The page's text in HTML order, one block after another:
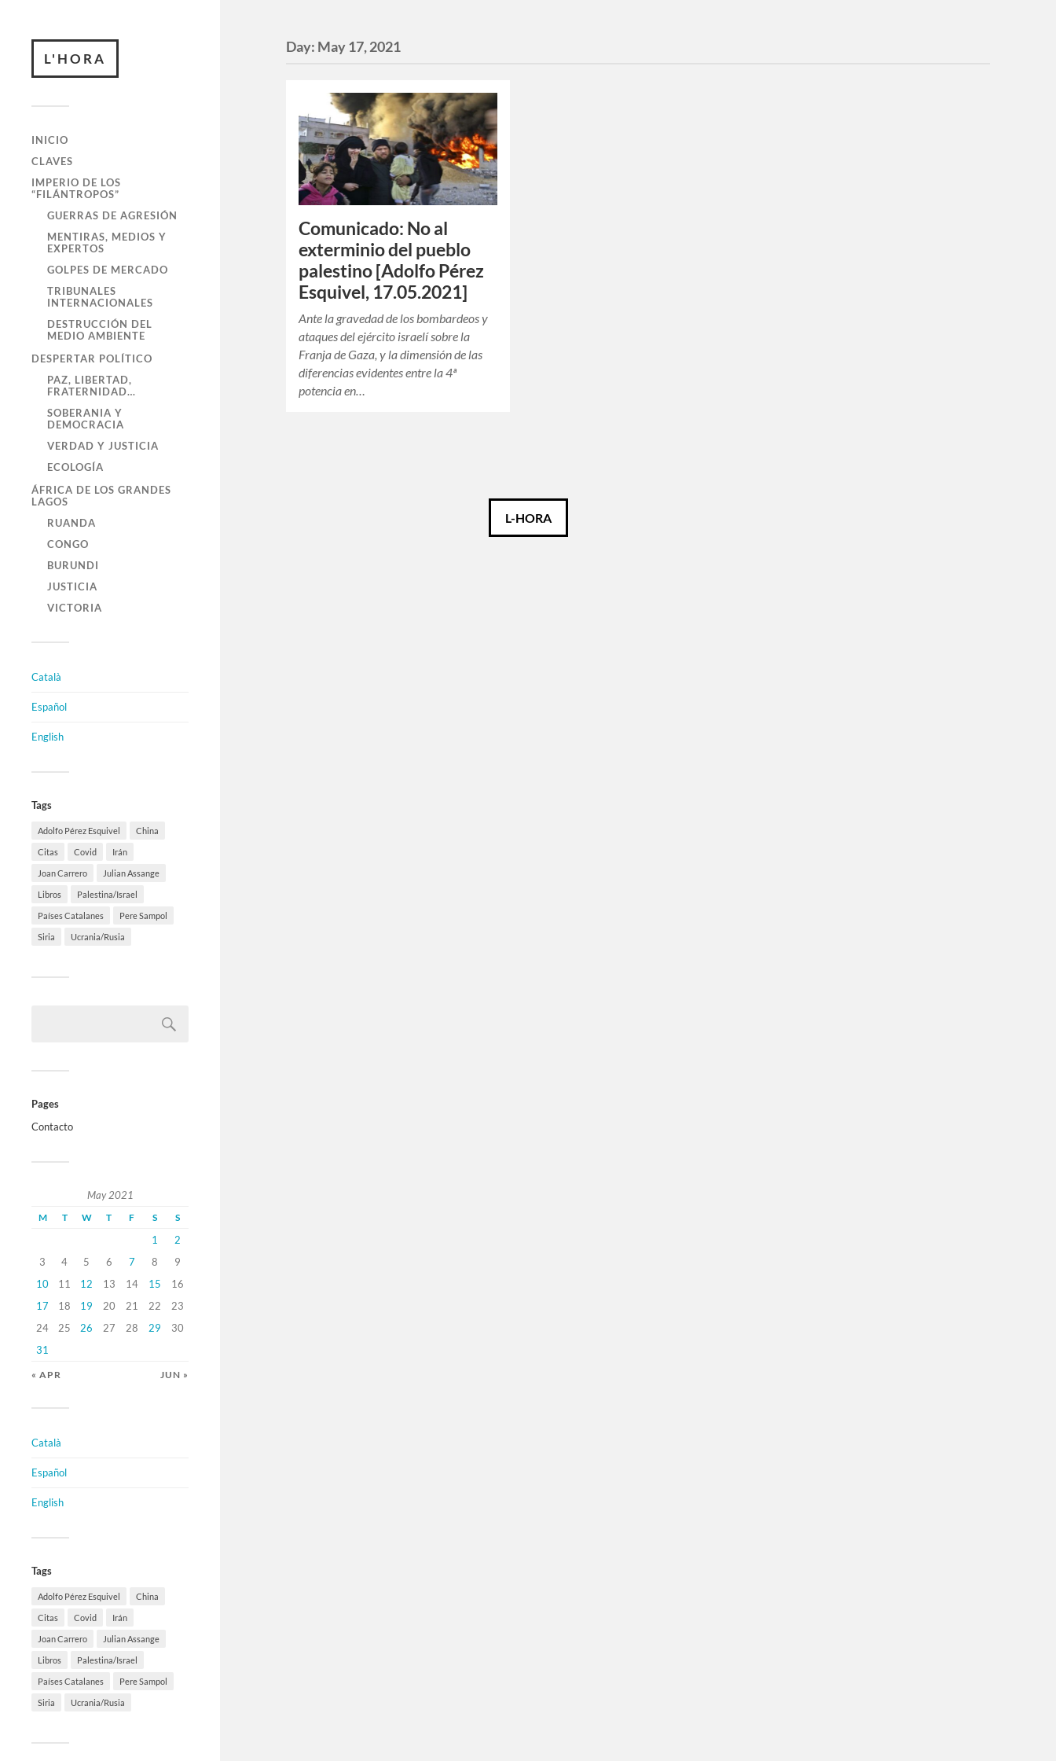
L'HORA
INICIO
CLAVES
IMPERIO DE LOS
“FILÁNTROPOS”
GUERRAS DE AGRESIÓN
MENTIRAS, MEDIOS Y
EXPERTOS
GOLPES DE MERCADO
TRIBUNALES
INTERNACIONALES
DESTRUCCIÓN DEL
MEDIO AMBIENTE
DESPERTAR POLÍTICO
PAZ, LIBERTAD,
FRATERNIDAD…
SOBERANIA Y
DEMOCRACIA
VERDAD Y JUSTICIA
ECOLOGÍA
ÁFRICA DE LOS GRANDES
LAGOS
RUANDA
CONGO
BURUNDI
JUSTICIA
VICTORIA
Català
Español
English
Tags
Adolfo Pérez Esquivel China
Citas Covid Irán
Joan Carrero Julian Assange
Libros Palestina/Israel
Países Catalanes Pere Sampol
Siria Ucrania/Rusia
Pages
Contacto
May 2021
M T W T F S S
1
2
3
4 5 6 7 8
9
10
11 12 13 14 15
16
17
18 19 20 21 22
23
24
25 26 27 28 29
30
31
« APR JUN »
Català
Español
English
Tags
Adolfo Pérez Esquivel China
Citas Covid Irán
Joan Carrero Julian Assange
Libros Palestina/Israel
Países Catalanes Pere Sampol
Siria Ucrania/Rusia
Day: May 17, 2021
Comunicado: No al
exterminio del pueblo
palestino [Adolfo Pérez
Esquivel, 17.05.2021]
Ante la gravedad de los bombardeos y
ataques del ejército israelí sobre la
Franja de Gaza, y la dimensión de las
diferencias evidentes entre la 4ª
potencia en…
L-HORA